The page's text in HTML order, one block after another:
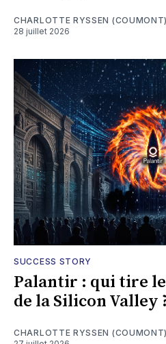
CHARLOTTE RYSSEN (COUMONT)
28 juillet 2026
SUCCESS STORY
Palantir : qui tire
de la Silicon Valley
CHARLOTTE RYSSEN (COUMONT)